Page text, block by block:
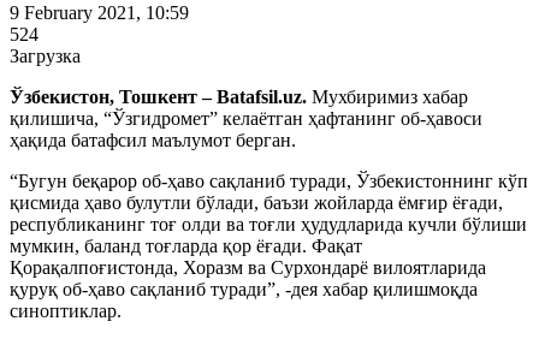
9 February 2021, 10:59
524
Загрузка
Ўзбекистон, Тошкент – Batafsil.uz. Мухбиримиз хабар
қилишича, “Ўзгидромет” келаётган ҳафтанинг об-ҳавоси
ҳақида батафсил маълумот берган.
“Бугун беқарор об-ҳаво сақланиб туради, Ўзбекистоннинг кўп
қисмида ҳаво булутли бўлади, баъзи жойларда ёмғир ёғади,
республиканинг тоғ олди ва тоғли ҳудудларида кучли бўлиши
мумкин, баланд тоғларда қор ёғади. Фақат
Қорақалпоғистонда, Хоразм ва Сурхондарё вилоятларида
қуруқ об-ҳаво сақланиб туради”, -дея хабар қилишмоқда
синоптиклар.